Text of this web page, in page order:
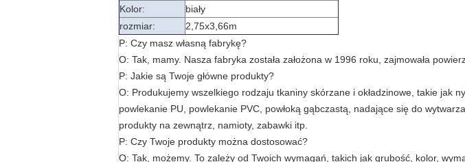
Kolor:
biały
rozmiar:
2,75x3,66m
P: Czy masz własną fabrykę?
O: Tak, mamy. Nasza fabryka została założona w 1996 roku, zajmowała
P: Jakie są Twoje główne produkty?
O: Produkujemy wszelkiego rodzaju tkaniny skórzane i okładzinowe, takie jak
powlekanie PU, powlekanie PVC, powłoką gąbczastą, nadające się do
produkty na zewnątrz, namioty, zabawki itp.
P: Czy Twoje produkty można dostosować?
O: Tak, możemy. To zależy od Twoich wymagań, takich jak grubość, kolor,